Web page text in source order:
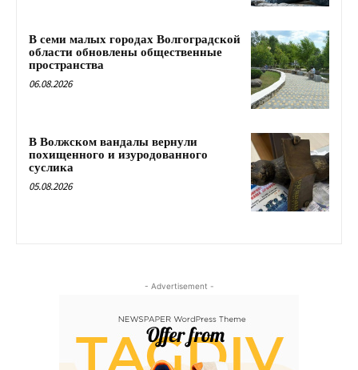
В семи малых городах Волгоградской
области обновлены общественные
пространства
06.08.2026
В Волжском вандалы вернули
похищенного и изуродованного
суслика
05.08.2026
- Advertisement -